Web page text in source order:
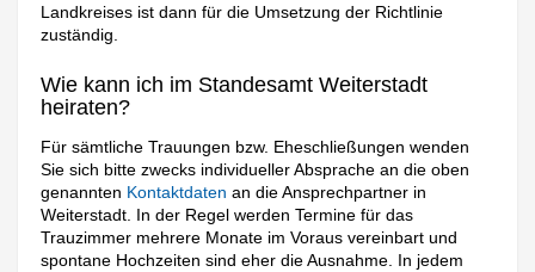
Landkreises ist dann für die Umsetzung der Richtlinie
zuständig.
Wie kann ich im Standesamt Weiterstadt
heiraten?
Für sämtliche Trauungen bzw. Eheschließungen wenden
Sie sich bitte zwecks individueller Absprache an die oben
genannten Kontaktdaten an die Ansprechpartner in
Weiterstadt. In der Regel werden Termine für das
Trauzimmer mehrere Monate im Voraus vereinbart und
spontane Hochzeiten sind eher die Ausnahme. In jedem